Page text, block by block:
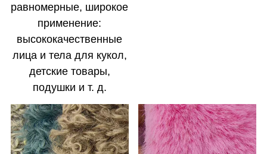
равномерные, широкое
применение:
высококачественные
лица и тела для кукол,
детские товары,
подушки и т. д.